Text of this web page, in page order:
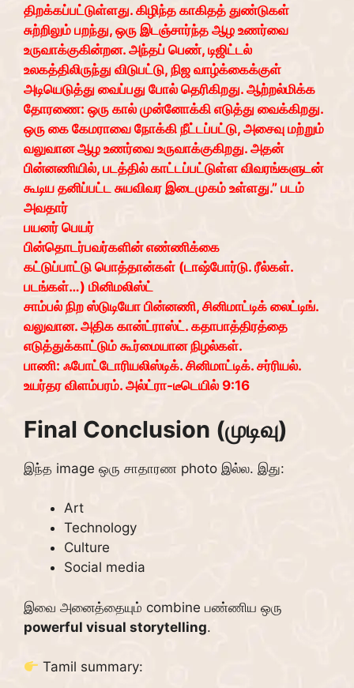
திறக்கப்பட்டுள்ளது. கிழிந்த காகிதத் துண்டுகள்
சுற்றிலும் பறந்து, ஒரு இடஞ்சார்ந்த ஆழ உணர்வை
உருவாக்குகின்றன. அந்தப் பெண், டிஜிட்டல்
உலகத்திலிருந்து விடுபட்டு, நிஜ வாழ்க்கைக்குள்
அடியெடுத்து வைப்பது போல் தெரிகிறது. ஆற்றல்மிக்க
தோரணை: ஒரு கால் முன்னோக்கி எடுத்து வைக்கிறது.
ஒரு கை கேமராவை நோக்கி நீட்டப்பட்டு, அசைவு மற்றும்
வலுவான ஆழ உணர்வை உருவாக்குகிறது. அதன்
பின்னணியில், படத்தில் காட்டப்பட்டுள்ள விவரங்களுடன்
கூடிய தனிப்பட்ட சுயவிவர இடைமுகம் உள்ளது.” படம்
அவதார்
பயனர் பெயர்
பின்தொடர்பவர்களின் எண்ணிக்கை
கட்டுப்பாட்டு பொத்தான்கள் (டாஷ்போர்டு. ரீல்கள்.
படங்கள்…) மினிமலிஸ்ட்
சாம்பல் நிற ஸ்டுடியோ பின்னணி, சினிமாட்டிக் லைட்டிங்.
வலுவான. அதிக கான்ட்ராஸ்ட். கதாபாத்திரத்தை
எடுத்துக்காட்டும் கூர்மையான நிழல்கள்.
பாணி: ஃபோட்டோரியலிஸ்டிக். சினிமாட்டிக். சர்ரியல்.
உயர்தர விளம்பரம். அல்ட்ரா-டீடெயில் 9:16
Final Conclusion (முடிவு)
இந்த image ஒரு சாதாரண photo இல்ல. இது:
Art
Technology
Culture
Social media
இவை அனைத்தையும் combine பண்ணிய ஒரு
powerful visual storytelling.
Tamil summary: